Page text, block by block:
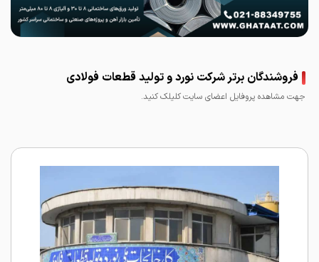
فروشندگان برتر شرکت نورد و تولید قطعات فولادی
جهت مشاهده پروفایل اعضای سایت کلیلک کنید.